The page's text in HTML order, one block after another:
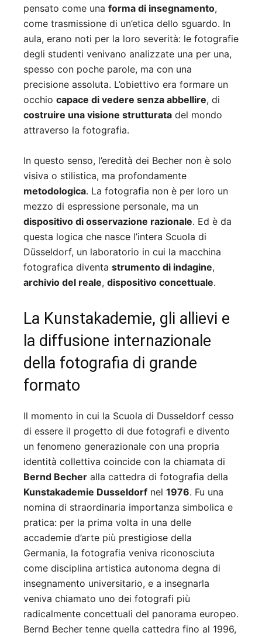
pensato come una forma di insegnamento,
come trasmissione di un’etica dello sguardo. In
aula, erano noti per la loro severità: le fotografie
degli studenti venivano analizzate una per una,
spesso con poche parole, ma con una
precisione assoluta. L’obiettivo era formare un
occhio capace di vedere senza abbellire, di
costruire una visione strutturata del mondo
attraverso la fotografia.
In questo senso, l’eredità dei Becher non è solo
visiva o stilistica, ma profondamente
metodologica. La fotografia non è per loro un
mezzo di espressione personale, ma un
dispositivo di osservazione razionale. Ed è da
questa logica che nasce l’intera Scuola di
Düsseldorf, un laboratorio in cui la macchina
fotografica diventa strumento di indagine,
archivio del reale, dispositivo concettuale.
La Kunstakademie, gli allievi e
la diffusione internazionale
della fotografia di grande
formato
Il momento in cui la Scuola di Dusseldorf cesso
di essere il progetto di due fotografi e divento
un fenomeno generazionale con una propria
identità collettiva coincide con la chiamata di
Bernd Becher alla cattedra di fotografia della
Kunstakademie Dusseldorf nel 1976. Fu una
nomina di straordinaria importanza simbolica e
pratica: per la prima volta in una delle
accademie d’arte più prestigiose della
Germania, la fotografia veniva riconosciuta
come disciplina artistica autonoma degna di
insegnamento universitario, e a insegnarla
veniva chiamato uno dei fotografi più
radicalmente concettuali del panorama europeo.
Bernd Becher tenne quella cattedra fino al 1996,